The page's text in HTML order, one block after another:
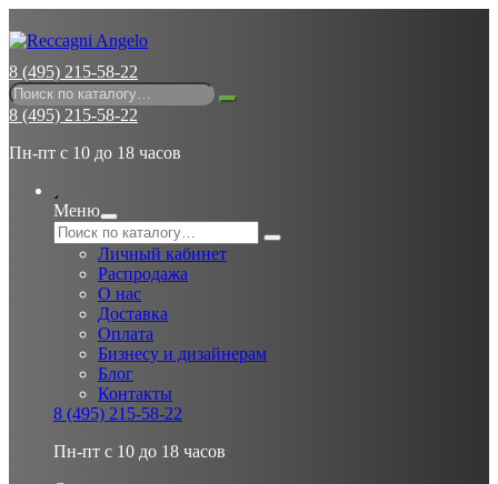
8 (495) 215-58-22
8 (495) 215-58-22
Пн-пт с 10 до 18 часов
Меню
Личный кабинет
Распродажа
О нас
Доставка
Оплата
Бизнесу и дизайнерам
Блог
Контакты
8 (495) 215-58-22
Пн-пт с 10 до 18 часов